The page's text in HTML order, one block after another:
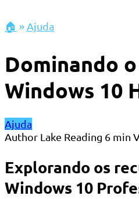
🏠 » Ajuda
Dominando
Windows 10
Ajuda
Author Lake Reading 6 min
Explorando os
Windows 10